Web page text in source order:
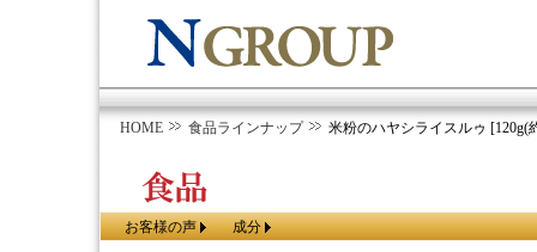
HOME 食品ラインナップ 米粉のハヤシライスルゥ [120g(
お客様の声 成分